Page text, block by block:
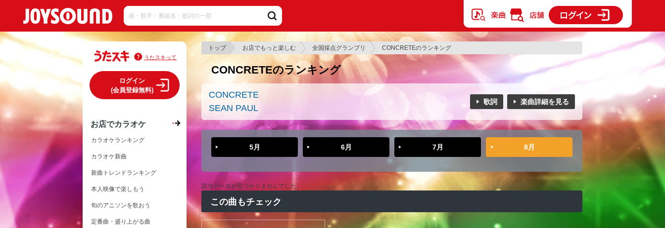
トップ お店でもっと楽しむ 全国採点グランプリ CONCRETEのランキング
CONCRETEのランキング
CONCRETE
SEAN PAUL
歌詞 楽曲詳細を見る
5月 6月 7月 8月
該当データが見つかりませんでした。
この曲もチェック
うたスキって
ログイン
(会員登録無料)
お店でカラオケ
カラオケランキング
カラオケ新曲
新曲トレンドランキング
本人映像で楽しもう
旬のアニソンを歌おう
定番曲・盛り上がる曲